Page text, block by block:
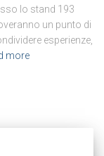
lo stand 193
un punto di
esperienze,
more